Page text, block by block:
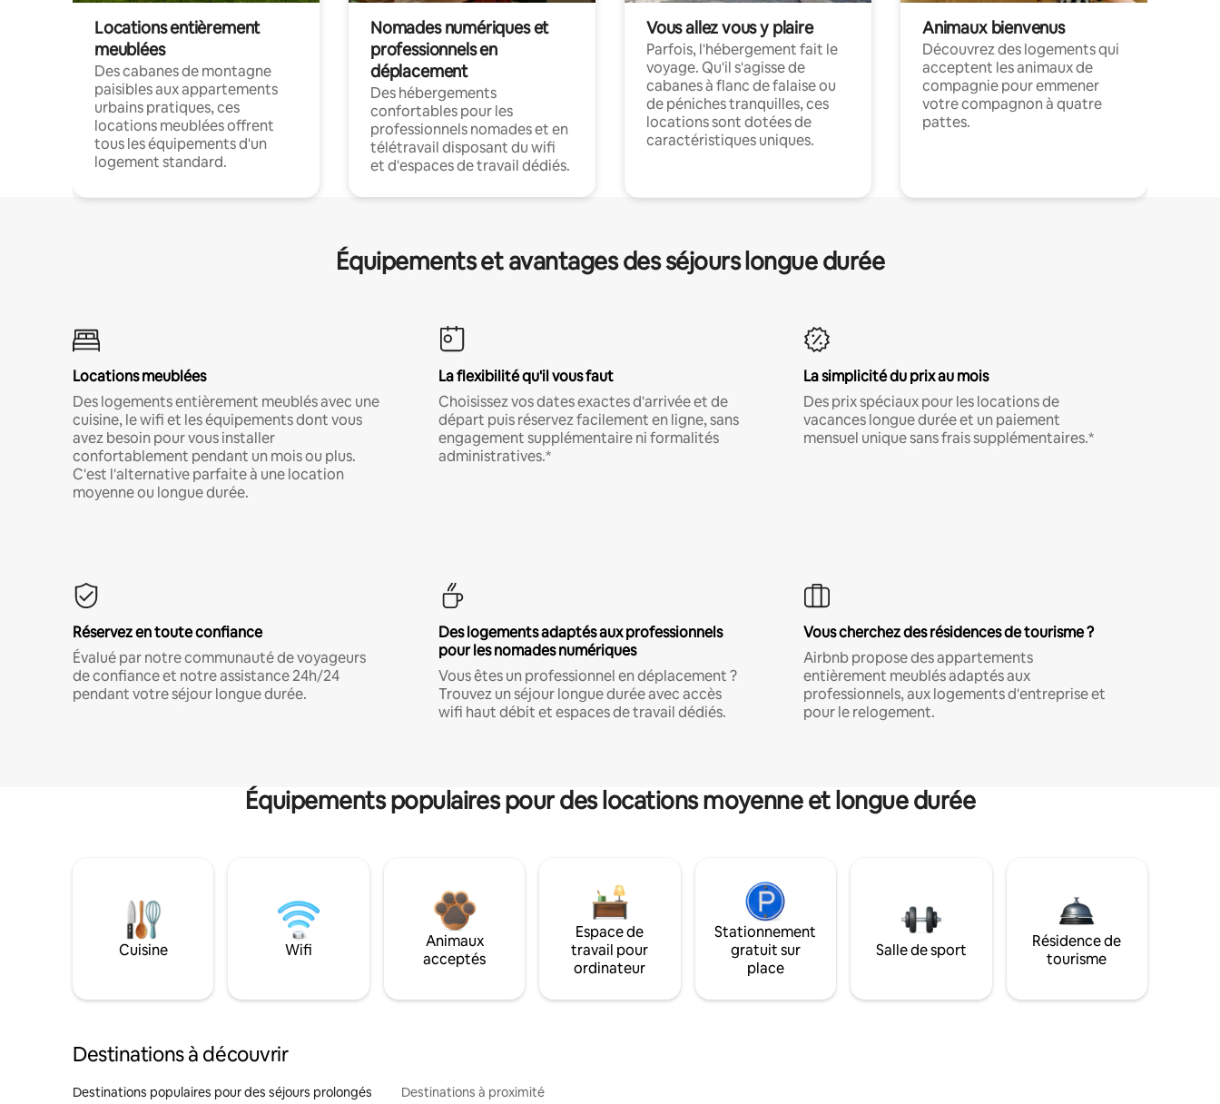
Locations entièrement
meublées
Des cabanes de montagne
paisibles aux appartements
urbains pratiques, ces
locations meublées offrent
tous les équipements d'un
logement standard.
Nomades numériques et
professionnels en
déplacement
Des hébergements
confortables pour les
professionnels nomades et en
télétravail disposant du wifi
et d'espaces de travail dédiés.
Vous allez vous y plaire
Parfois, l'hébergement fait le
voyage. Qu'il s'agisse de
cabanes à flanc de falaise ou
de péniches tranquilles, ces
locations sont dotées de
caractéristiques uniques.
Animaux bienvenus
Découvrez des logements qui
acceptent les animaux de
compagnie pour emmener
votre compagnon à quatre
pattes.
Équipements et avantages des séjours longue durée
Locations meublées
Des logements entièrement meublés avec une
cuisine, le wifi et les équipements dont vous
avez besoin pour vous installer
confortablement pendant un mois ou plus.
C'est l'alternative parfaite à une location
moyenne ou longue durée.
La flexibilité qu'il vous faut
Choisissez vos dates exactes d'arrivée et de
départ puis réservez facilement en ligne, sans
engagement supplémentaire ni formalités
administratives.*
La simplicité du prix au mois
Des prix spéciaux pour les locations de
vacances longue durée et un paiement
mensuel unique sans frais supplémentaires.*
Réservez en toute confiance
Évalué par notre communauté de voyageurs
de confiance et notre assistance 24h/24
pendant votre séjour longue durée.
Des logements adaptés aux professionnels
pour les nomades numériques
Vous êtes un professionnel en déplacement ?
Trouvez un séjour longue durée avec accès
wifi haut débit et espaces de travail dédiés.
Vous cherchez des résidences de tourisme ?
Airbnb propose des appartements
entièrement meublés adaptés aux
professionnels, aux logements d'entreprise et
pour le relogement.
Équipements populaires pour des locations moyenne et longue durée
Cuisine Wifi
Animaux
acceptés
Espace de
travail pour
ordinateur
Stationnement
gratuit sur
place
Salle de sport
Résidence de
tourisme
Destinations à découvrir
Destinations populaires pour des séjours prolongés Destinations à proximité